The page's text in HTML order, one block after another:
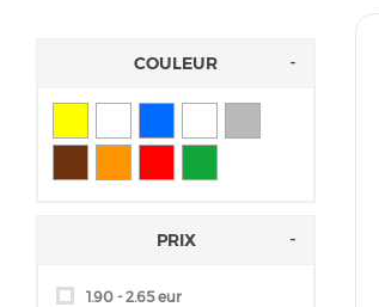
COULEUR
PRIX
1.90 - 2.65 eur